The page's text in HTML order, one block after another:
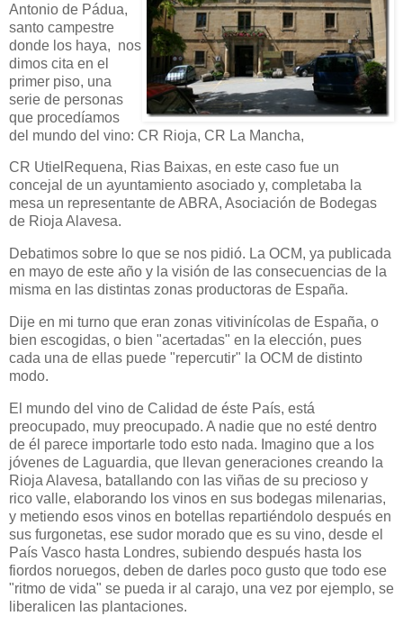
Antonio de Pádua,
santo campestre
donde los haya, nos
dimos cita en el
primer piso, una
serie de personas
que procedíamos
del mundo del vino: CR Rioja, CR La Mancha,
CR UtielRequena, Rias Baixas, en este caso fue un
concejal de un ayuntamiento asociado y, completaba la
mesa un representante de ABRA, Asociación de Bodegas
de Rioja Alavesa.
Debatimos sobre lo que se nos pidió. La OCM, ya publicada
en mayo de este año y la visión de las consecuencias de la
misma en las distintas zonas productoras de España.
Dije en mi turno que eran zonas vitivinícolas de España, o
bien escogidas, o bien "acertadas" en la elección, pues
cada una de ellas puede "repercutir" la OCM de distinto
modo.
El mundo del vino de Calidad de éste País, está
preocupado, muy preocupado. A nadie que no esté dentro
de él parece importarle todo esto nada. Imagino que a los
jóvenes de Laguardia, que llevan generaciones creando la
Rioja Alavesa, batallando con las viñas de su precioso y
rico valle, elaborando los vinos en sus bodegas milenarias,
y metiendo esos vinos en botellas repartiéndolo después en
sus furgonetas, ese sudor morado que es su vino, desde el
País Vasco hasta Londres, subiendo después hasta los
fiordos noruegos, deben de darles poco gusto que todo ese
"ritmo de vida" se pueda ir al carajo, una vez por ejemplo, se
liberalicen las plantaciones.